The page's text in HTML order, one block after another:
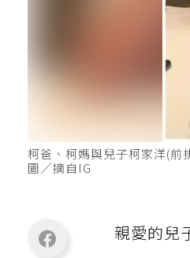
柯爸、柯媽與兒子柯家洋(前
圖／摘自IG
親愛的兒